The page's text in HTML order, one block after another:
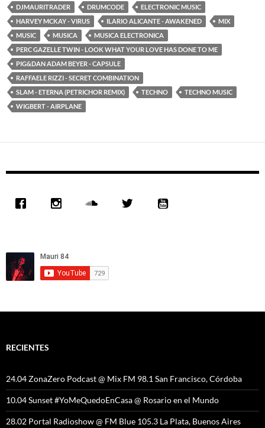
DJMAURITRADER
DRUMCODE
ELECTRONIC MUSIC
HARVEY MCKAY - VIRUS
ILARIO ALICANTE - AWAKENED
MIX
MUSIC
MUSICA
MUSICA ELECTRONICA
PERC GAZELLE TWIN - LOOK WHAT YOUR LOVE HAS DONE TO ME
PIG&DAN ADAM BEYER - CAPSULE
RAFFAELE RIZZI - SECRET COMBINATION
SLAM - ETERNA (PETRICHOR REMIX)
TECHNO
TECHNO MUSIC
WIGBERT - AIRPLANE
RECIENTES
24.04 ZonaZero Podcast @ Mix FM 98.1 San Francisco, Córdoba
10.04 Sunset #YoMeQuedoEnCasa @ Rosario en el Mundo
28.02 Portal Radioshow @ FM Blue 105.3 La Plata, Buenos Aires